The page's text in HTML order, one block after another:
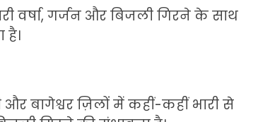
वर्षा, गर्जन और बिजली गिरने के साथ
है।
और बागेश्वर ज़िलों में कहीं-कहीं भारी से